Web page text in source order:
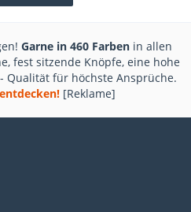
Garne in 460 Farben in allen
fest sitzende Knöpfe, eine hohe
Qualität für höchste Ansprüche.
[Reklame]